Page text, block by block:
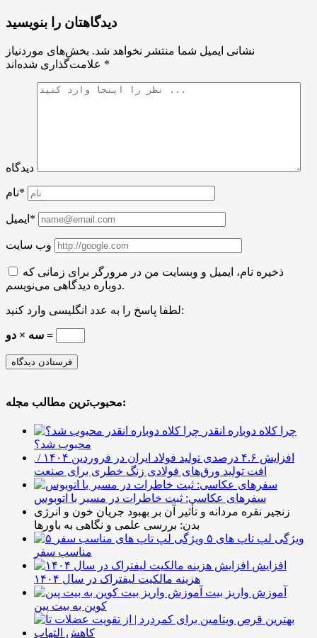
دیدگاهتان را بنویسید
نشانی ایمیل شما منتشر نخواهد شد. بخش‌های موردنیاز
*
دیدگاه
نام*
ایمیل*
وب سایت
ذخیره نام، ایمیل و وبسایت من در مرورگر برای زمانی که
دوباره دیدگاهی می‌نویسم.
لطفا پاسخ را به عدد انگلیسی وارد کنید:
سه × دو =
محبوب‌ترین مطالب مجله:
چرا کلاه دوباره انقدر
محبوب شد؟
افزایش ۴.۶ درصدی تولید فولاد ایران در فروردین ۱۴۰۴ /
افت تولید ورق‌های فولادی زنگ خطری برای صنعت
سفرهای عکاسی: ثبت خاطرات در مسیر با اتوبوس
زنجیر نقره مردانه و تأثیر آن بر بهبود جریان خون و انرژی
بدن: بررسی علمی و نگاهی به باورها
۵ ویژگی لپ تاپ های
مناسب سفر
افزایش
هزینه مالکیت لیفتراک در سال ۱۴۰۴
آموزش واریز بیت
کوین به بیت پین